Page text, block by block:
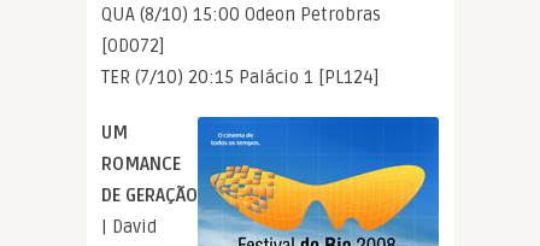
QUA (8/10) 15:00 Odeon Petrobras
[OD072]
TER (7/10) 20:15 Palácio 1 [PL124]
UM
ROMANCE
DE GERAÇÃO
| David